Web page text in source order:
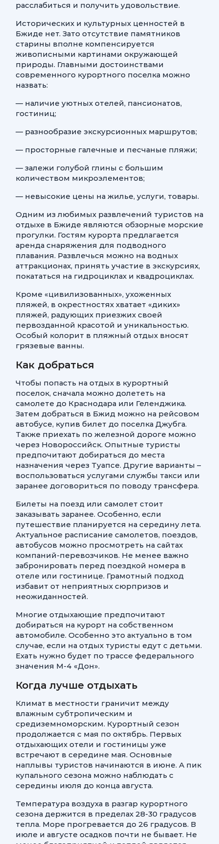
расслабиться и получить удовольствие.
Исторических и культурных ценностей в
Бжиде нет. Зато отсутствие памятников
старины вполне компенсируется
живописными картинами окружающей
природы. Главными достоинствами
современного курортного поселка можно
назвать:
— наличие уютных отелей, пансионатов,
гостиниц;
— разнообразие экскурсионных маршрутов;
— просторные галечные и песчаные пляжи;
— залежи голубой глины с большим
количеством микроэлементов;
— невысокие цены на жилье, услуги, товары.
Одним из любимых развлечений туристов на
отдыхе в Бжиде являются обзорные морские
прогулки. Гостям курорта предлагается
аренда снаряжения для подводного
плавания. Развлечься можно на водных
аттракционах, принять участие в экскурсиях,
покататься на гидроциклах и квадроциклах.
Кроме «цивилизованных», ухоженных
пляжей, в окрестностях хватает «диких»
пляжей, радующих приезжих своей
первозданной красотой и уникальностью.
Особый колорит в пляжный отдых вносят
грязевые ванны.
Как добраться
Чтобы попасть на отдых в курортный
поселок, сначала можно долететь на
самолете до Краснодара или Геленджика.
Затем добраться в Бжид можно на рейсовом
автобусе, купив билет до поселка Джубга.
Также приехать по железной дороге можно
через Новороссийск. Опытные туристы
предпочитают добираться до места
назначения через Туапсе. Другие варианты –
воспользоваться услугами службы такси или
заранее договориться по поводу трансфера.
Билеты на поезд или самолет стоит
заказывать заранее. Особенно, если
путешествие планируется на середину лета.
Актуальное расписание самолетов, поездов,
автобусов можно просмотреть на сайтах
компаний-перевозчиков. Не менее важно
забронировать перед поездкой номера в
отеле или гостинице. Грамотный подход
избавит от неприятных сюрпризов и
неожиданностей.
Многие отдыхающие предпочитают
добираться на курорт на собственном
автомобиле. Особенно это актуально в том
случае, если на отдых туристы едут с детьми.
Ехать нужно будет по трассе федерального
значения М-4 «Дон».
Когда лучше отдыхать
Климат в местности граничит между
влажным субтропическим и
средиземноморским. Курортный сезон
продолжается с мая по октябрь. Первых
отдыхающих отели и гостиницы уже
встречают в середине мая. Основные
наплывы туристов начинаются в июне. А пик
купального сезона можно наблюдать с
середины июля до конца августа.
Температура воздуха в разгар курортного
сезона держится в пределах 28-30 градусов
тепла. Море прогревается до 26 градусов. В
июле и августе осадков почти не бывает. Не